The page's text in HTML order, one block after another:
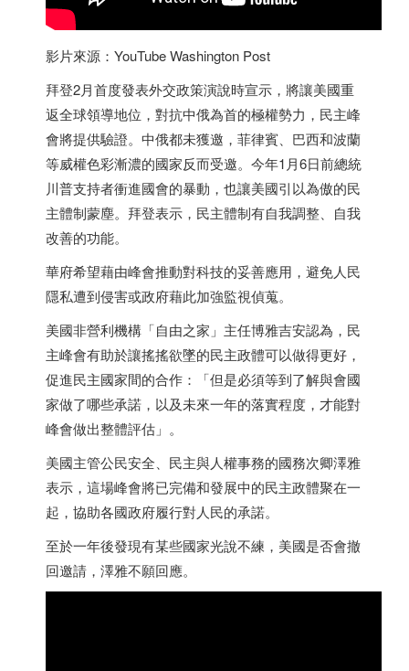
影片來源：YouTube Washington Post
拜登2月首度發表外交政策演說時宣示，將讓美國重
返全球領導地位，對抗中俄為首的極權勢力，民主峰
會將提供驗證。中俄都未獲邀，菲律賓、 巴西和波蘭
等威權色彩漸濃的國家反而受邀。今年1月6日前總統
川普支持者衝進國會的暴動，也讓美國引以為傲的民
主體制蒙塵。拜登表示，民主體制有自我調整、自我
改善的功能。
華府希望藉由峰會推動對科技的妥善應用，避免人民
隱私遭到侵害或政府藉此加強監視偵蒐。
美國非營利機構「自由之家」主任博雅吉安認為，民
主峰會有助於讓搖搖欲墜的民主政體可以做得更好，
促進民主國家間的合作：「但是必須等到了解與會國
家做了哪些承諾，以及未來一年的落實程度，才能對
峰會做出整體評估」。
美國主管公民安全、民主與人權事務的國務次卿澤雅
表示，這場峰會將已完備和發展中的民主政體聚在一
起，協助各國政府履行對人民的承諾。
至於一年後發現有某些國家光說不練，美國是否會撤
回邀請，澤雅不願回應。